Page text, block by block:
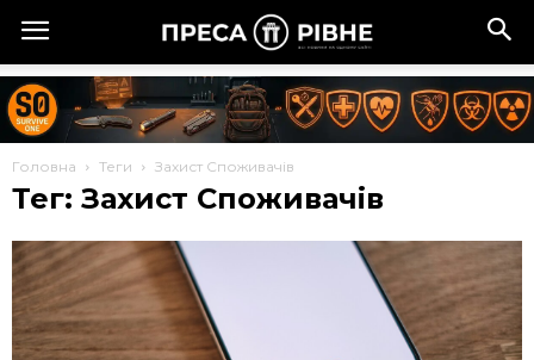
Головна Теги Захист Споживачів
Тег: Захист Споживачів